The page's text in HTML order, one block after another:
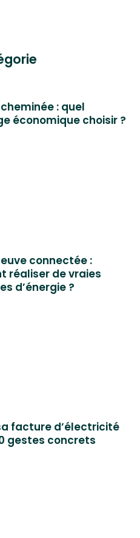
: quel
économique choisir ?
connectée :
réaliser de vraies
d’énergie ?
facture d’électricité
gestes concrets